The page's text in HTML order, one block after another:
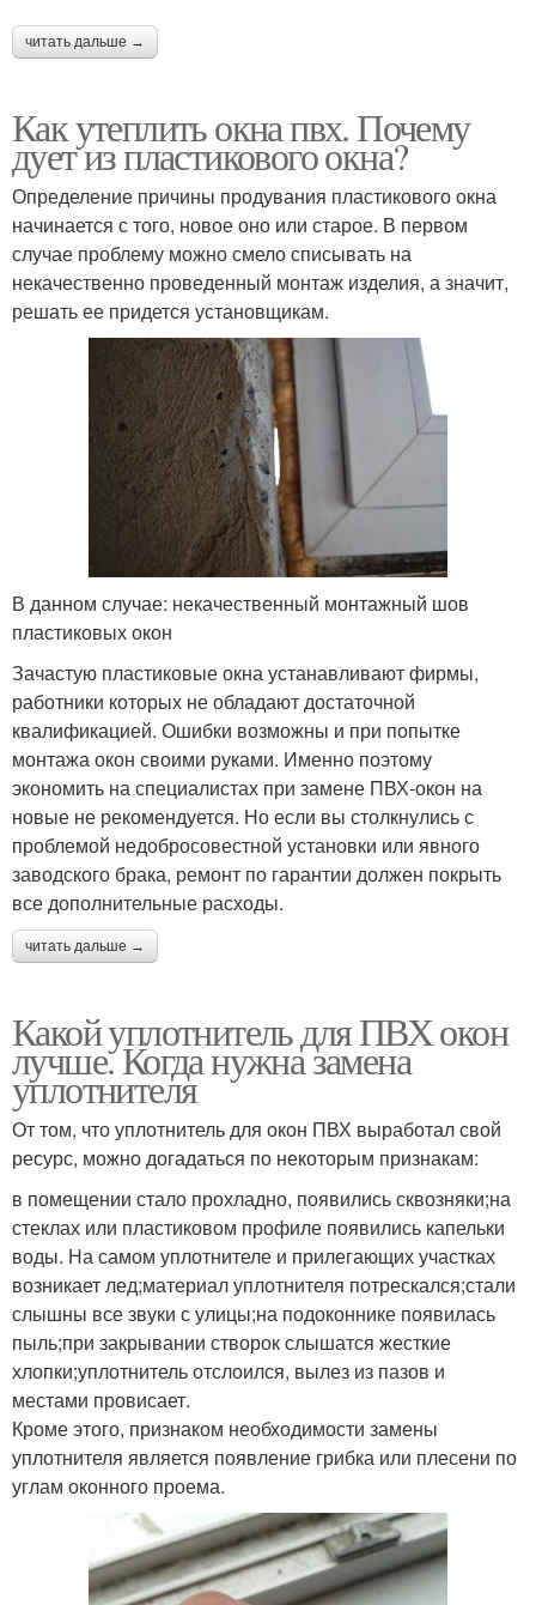
читать дальше →
Как утеплить окна пвх. Почему
дует из пластикового окна?
Определение причины продувания пластикового окна
начинается с того, новое оно или старое. В первом
случае проблему можно смело списывать на
некачественно проведенный монтаж изделия, а значит,
решать ее придется установщикам.
В данном случае: некачественный монтажный шов
пластиковых окон
Зачастую пластиковые окна устанавливают фирмы,
работники которых не обладают достаточной
квалификацией. Ошибки возможны и при попытке
монтажа окон своими руками. Именно поэтому
экономить на специалистах при замене ПВХ-окон на
новые не рекомендуется. Но если вы столкнулись с
проблемой недобросовестной установки или явного
заводского брака, ремонт по гарантии должен покрыть
все дополнительные расходы.
читать дальше →
Какой уплотнитель для ПВХ окон
лучше. Когда нужна замена
уплотнителя
От том, что уплотнитель для окон ПВХ выработал свой
ресурс, можно догадаться по некоторым признакам:
в помещении стало прохладно, появились сквозняки;на
стеклах или пластиковом профиле появились капельки
воды. На самом уплотнителе и прилегающих участках
возникает лед;материал уплотнителя потрескался;стали
слышны все звуки с улицы;на подоконнике появилась
пыль;при закрывании створок слышатся жесткие
хлопки;уплотнитель отслоился, вылез из пазов и
местами провисает.
Кроме этого, признаком необходимости замены
уплотнителя является появление грибка или плесени по
углам оконного проема.